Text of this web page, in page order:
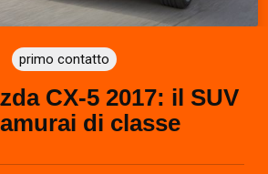
primo contatto
CX-5 2017: il SUV
di classe